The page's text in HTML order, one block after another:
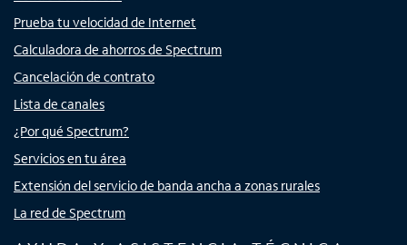
Prueba tu velocidad de Internet
Calculadora de ahorros de Spectrum
Cancelación de contrato
Lista de canales
¿Por qué Spectrum?
Servicios en tu área
Extensión del servicio de banda ancha a zonas rurales
La red de Spectrum